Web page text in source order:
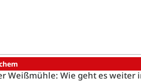
Weißmühle: Wie geht es weiter